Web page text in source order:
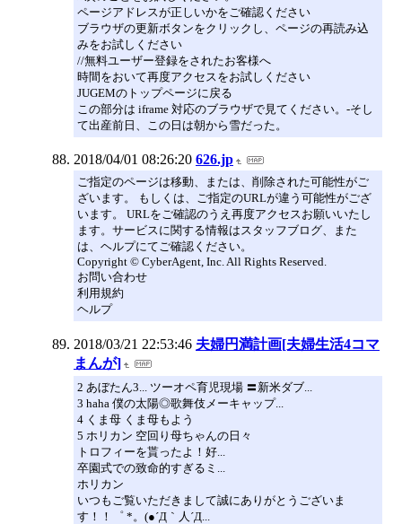
ページアドレスが正しいかをご確認ください
ブラウザの更新ボタンをクリックし、ページの再読み込
みをお試しください
//無料ユーザー登録をされたお客様へ
時間をおいて再度アクセスをお試しください
JUGEMのトップページに戻る
この部分は iframe 対応のブラウザで見てください。-そし
て出産前日、この日は朝から雪だった。
2018/04/01 08:26:20 626.jp
ご指定のページは移動、または、削除された可能性がご
ざいます。 もしくは、ご指定のURLが違う可能性がござ
います。 URLをご確認のうえ再度アクセスお願いいたし
ます。サービスに関する情報はスタッフブログ、また
は、ヘルプにてご確認ください。
Copyright © CyberAgent, Inc. All Rights Reserved.
お問い合わせ
利用規約
ヘルプ
2018/03/21 22:53:46 夫婦円満計画[夫婦生活4コマ
まんが]
2 あぼたん3... ツーオペ育児現場 〓新米ダブ...
3 haha 僕の太陽◎歌舞伎メーキャップ...
4 くま母 くま母もよう
5 ホリカン 空回り母ちゃんの日々
トロフィーを貰ったよ！好...
卒園式での致命的すぎるミ...
ホリカン
いつもご覧いただきまして誠にありがとうございま
す！！゜ *。(●´Д｀人´Д...